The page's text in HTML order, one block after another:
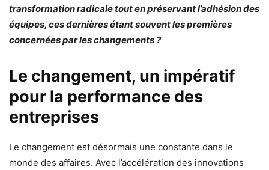
transformation radicale tout en préservant l’adhésion des
équipes, ces dernières étant souvent les premières
concernées par les changements ?
Le changement, un impératif
pour la performance des
entreprises
Le changement est désormais une constante dans le
monde des affaires. Avec l’accélération des innovations